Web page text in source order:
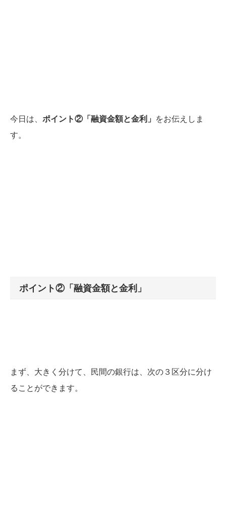
今日は、 ポイント②「融資金額と金利」
をお伝えしま
す。
ポイント②「融資金額と金利」
まず、大きく分けて、民間の銀行は、次の３区分に分け
ることができます。